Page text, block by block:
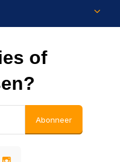
of
Abonneer